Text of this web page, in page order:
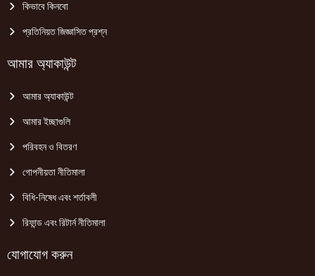
কিভাবে কিনবো
প্রতিনিয়ত জিজ্ঞাসিত প্রশ্ন
আমার অ্যাকাউন্ট
আমার অ্যাকাউন্ট
আমার ইচ্ছাগুলি
পরিবহন ও বিতরণ
গোপনীয়তা নীতিমালা
বিধি-নিষেধ এবং শর্তাবলী
রিফান্ড এবং রিটার্ন নীতিমালা
যোগাযোগ করুন